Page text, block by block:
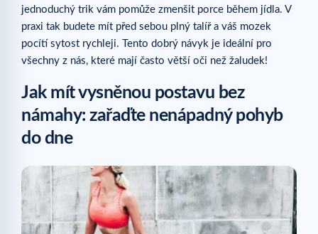
jednoduchý trik vám pomůže zmenšit porce během jídla. V
praxi tak budete mít před sebou plný talíř a váš mozek
pocítí sytost rychleji. Tento dobrý návyk je ideální pro
všechny z nás, které mají často větší oči než žaludek!
Jak mít vysněnou postavu bez
námahy: zařaďte nenápadný pohyb
do dne